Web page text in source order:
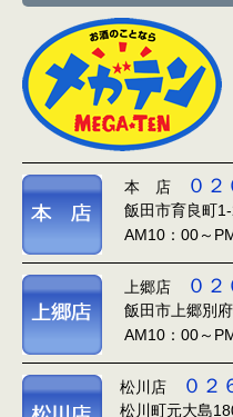
本 店 ０
飯田市育良町
AM10：00～
上郷店 ０
飯田市上郷別
AM10：00～
松川店 ０２
松川町元大島